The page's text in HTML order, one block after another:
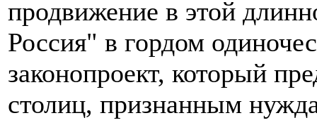
продвижение в этой
Россия" в гордом
законопроект, который
столиц, признанным